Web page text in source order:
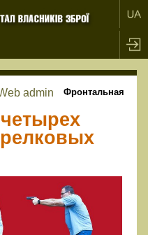
admin Фронтальная